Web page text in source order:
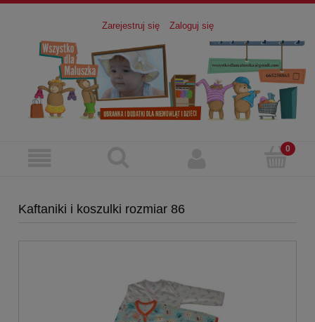
Zarejestruj się Zaloguj się
Kaftaniki i koszulki rozmiar 86